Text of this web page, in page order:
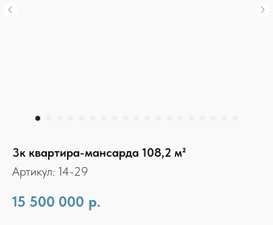
3к квартира-мансарда 108,2 м²
Артикул: 14-29
15 500 000 р.